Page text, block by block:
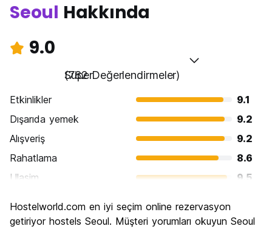
Seoul Hakkında
9.0
Süper
(782 Değerlendirmeler)
Etkinlikler
9.1
Dışarıda yemek
9.2
Alışveriş
9.2
Rahatlama
8.6
Ulasim
9.5
Kültür
9.2
Hostelworld.com en iyi seçim online rezervasyon
getiriyor hostels Seoul. Müşteri yorumları okuyun Seoul